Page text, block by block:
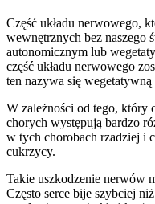
Część układu nerwowego,
wewnętrznych bez naszego
autonomicznym lub
część układu nerwowego
ten nazywa się
W zależności od tego, który
chorych występują bardzo
w tych chorobach rzadziej i
cukrzycy.
Takie uszkodzenie nerwów
Często serce bije szybciej